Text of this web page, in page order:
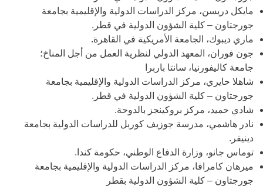
مايكل دريسن، مركز الدراسات الدولية والإقليمية بجامعة
جورجتاون – كلية الشؤون الدولية في قطر.
ماري ديبوك، الجامعة الأمريكية في القاهرة.
جون فوران، المعهد الدولي لنظرية العمل من أجل المناخ؛
جامعة كاليفورنيا، سانتا باربرا
شاهلا حايري، مركز الدراسات الدولية والإقليمية بجامعة
جورجتاون – كلية الشؤون الدولية في قطر.
شادي حميد، مركز بروكينجز بالدوحة.
نادر هاشمي، مدرسة جوزيف كوربل للدراسات الدولية بجامعة
دينيفر.
توماس جانو، وزارة الدفاع الوطني، حكومة كندا.
ميرهان كامرافا، مركز الدراسات الدولية والإقليمية بجامعة
جورجتاون – كلية الشؤون الدولية بقطر